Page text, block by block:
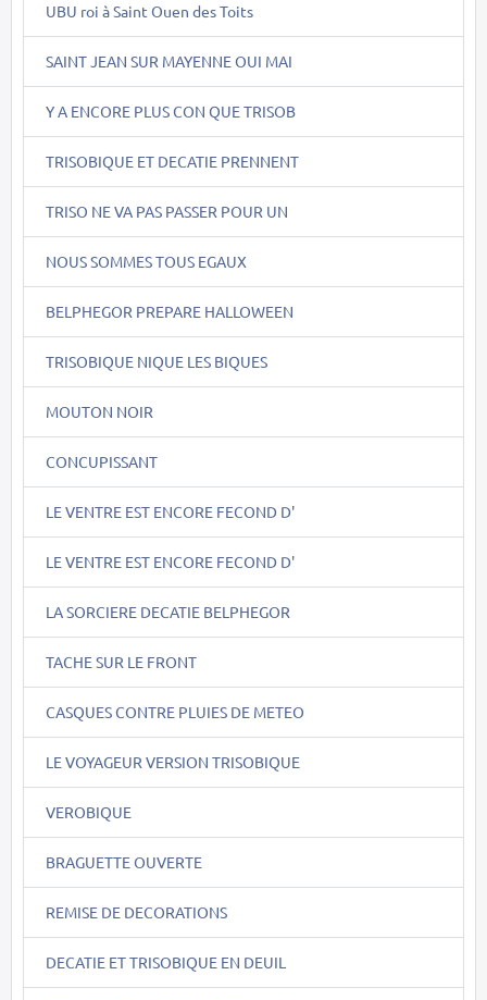
UBU roi à Saint Ouen des Toits
SAINT JEAN SUR MAYENNE OUI MAI
Y A ENCORE PLUS CON QUE TRISOB
TRISOBIQUE ET DECATIE PRENNENT
TRISO NE VA PAS PASSER POUR UN
NOUS SOMMES TOUS EGAUX
BELPHEGOR PREPARE HALLOWEEN
TRISOBIQUE NIQUE LES BIQUES
MOUTON NOIR
CONCUPISSANT
LE VENTRE EST ENCORE FECOND D'
LE VENTRE EST ENCORE FECOND D'
LA SORCIERE DECATIE BELPHEGOR
TACHE SUR LE FRONT
CASQUES CONTRE PLUIES DE METEO
LE VOYAGEUR VERSION TRISOBIQUE
VEROBIQUE
BRAGUETTE OUVERTE
REMISE DE DECORATIONS
DECATIE ET TRISOBIQUE EN DEUIL